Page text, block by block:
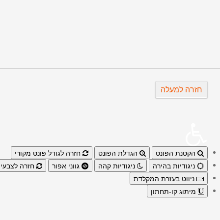
חזרה למעלה
הקטנת הפונט הגדלת הפונט
חזרה לגודל פונט מקורי
ניגודיות בהירה
ניגודיות קהה גווני אפור
חזרה
ניווט בעזרת המקלדת
מיתוג קו-תחתון